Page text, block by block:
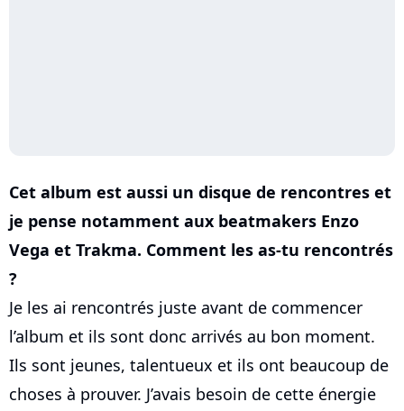
Cet album est aussi un disque de rencontres et
je pense notamment aux beatmakers Enzo
Vega et Trakma. Comment les as-tu rencontrés
?
Je les ai rencontrés juste avant de commencer
l’album et ils sont donc arrivés au bon moment.
Ils sont jeunes, talentueux et ils ont beaucoup de
choses à prouver. J’avais besoin de cette énergie